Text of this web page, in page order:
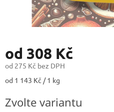
od 308 Kč
od 275 Kč bez DPH
Měrná
od 1 143 Kč / 1 kg
Zvolte variantu